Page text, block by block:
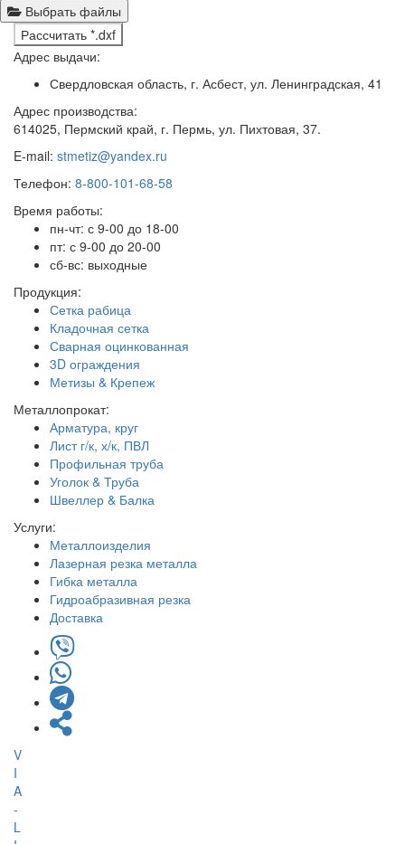
Выбрать файлы
Рассчитать *.dxf
Адрес выдачи:
Свердловская область, г. Асбест, ул. Ленинградская, 41
Адрес производства:
614025, Пермский край, г. Пермь, ул. Пихтовая, 37.
E-mail: stmetiz@yandex.ru
Телефон: 8-800-101-68-58
Время работы:
пн-чт: с 9-00 до 18-00
пт: с 9-00 до 20-00
сб-вс: выходные
Продукция:
Сетка рабица
Кладочная сетка
Сварная оцинкованная
3D ограждения
Метизы & Крепеж
Металлопрокат:
Арматура, круг
Лист г/к, х/к, ПВЛ
Профильная труба
Уголок & Труба
Швеллер & Балка
Услуги:
Металлоизделия
Лазерная резка металла
Гибка металла
Гидроабразивная резка
Доставка
V
I
A
-
L